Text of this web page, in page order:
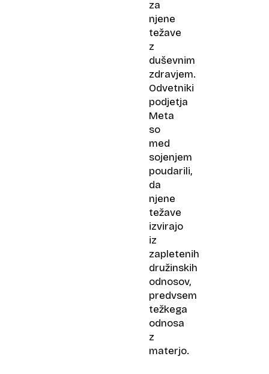
za
njene
težave
z
duševnim
zdravjem.
Odvetniki
podjetja
Meta
so
med
sojenjem
poudarili,
da
njene
težave
izvirajo
iz
zapletenih
družinskih
odnosov,
predvsem
težkega
odnosa
z
materjo.